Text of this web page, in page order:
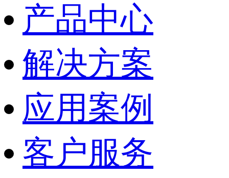
产品中心
解决方案
应用案例
客户服务